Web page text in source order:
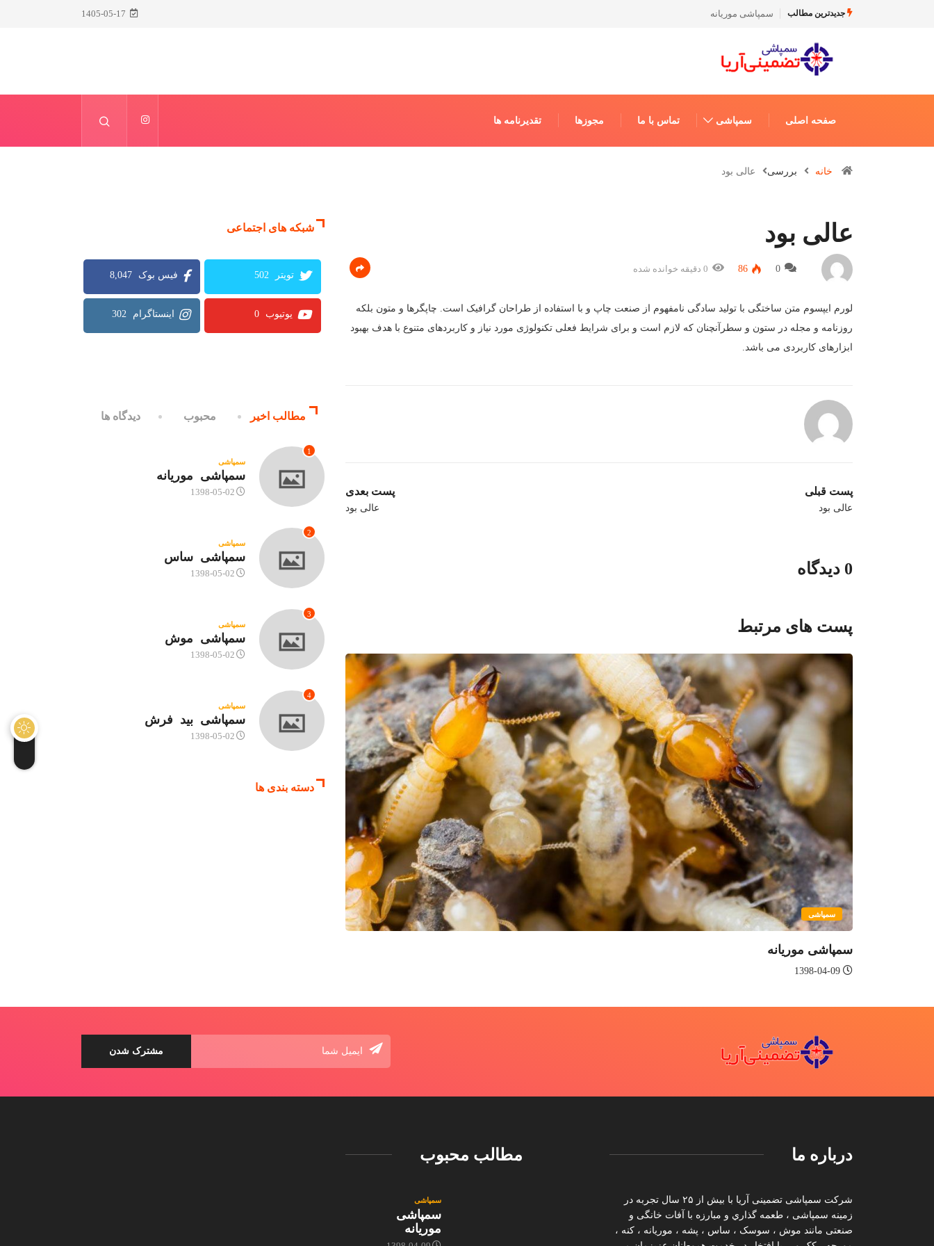
جدیدترین مطالب سمپاشی موریانه 1405-05-17
صفحه اصلی سمپاشی تماس با ما مجوزها تقدیرنامه ها
خانه بررسی عالی بود
عالی بود
0
86 0 دقیقه خوانده شده
لورم ایپسوم متن ساختگی با تولید سادگی نامفهوم از صنعت چاپ و با استفاده از طراحان گرافیک است. چاپگرها و متون بلکه
روزنامه و مجله در ستون و سطرآنچنان که لازم است و برای شرایط فعلی تکنولوژی مورد نیاز و کاربردهای متنوع با هدف بهبود
ابزارهای کاربردی می باشد.
پست قبلی
عالی بود
پست بعدی
عالی بود
0 دیدگاه
پست های مرتبط
سمپاشی
سمپاشی موریانه
شبکه های اجتماعی
8,047 502
302 0
مطالب اخیر محبوب دیدگاه ها
1
سمپاشی
سمپاشی موریانه
1398-05-02
2
سمپاشی
سمپاشی ساس
1398-05-02
3
سمپاشی
سمپاشی موش
1398-05-02
4
سمپاشی
سمپاشی بید فرش
1398-05-02
دسته بندی ها
درباره ما
شرکت سمپاشی تضمینی آریا با بیش از ۲۵ سال تجربه در
زمینه سمپاشی ، طعمه گذاري و مبارزه با آفات خانگی و
صنعتی مانند موش ، سوسک ، ساس ، پشه ، موریانه ، کنه ،
مطالب محبوب
سمپاشی
سمپاشی
موریانه